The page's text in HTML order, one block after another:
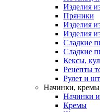
Изделия
Пряники
Изделия
Изделия
Сладкие
Сладкие
Кексы,
Рецепты
Рулет и
Начинки,
Начинки
Кремы